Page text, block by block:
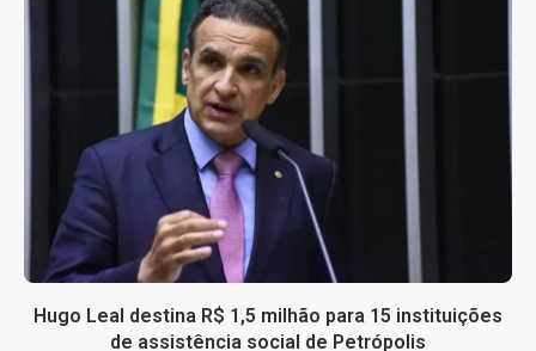
Hugo Leal destina R$ 1,5 milhão para 15 instituições
de assistência social de Petrópolis